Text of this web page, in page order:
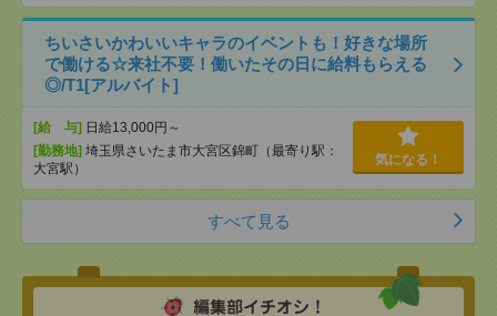
ちいさいかわいいキャラのイベントも！好きな場所
で働ける☆来社不要！働いたその日に給料もらえる
◎/T1[アルバイト]
[給 与] 日給13,000円～
[勤務地] 埼玉県さいたま市大宮区錦町（最寄り駅：
大宮駅）
気になる！
すべて見る